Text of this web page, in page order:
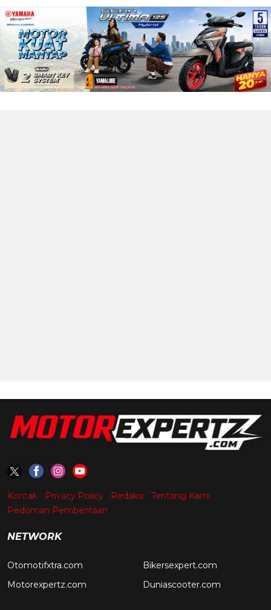
Kontak Privacy Policy Redaksi
Tentang Kami
Pedoman Pemberitaan
NETWORK
Otomotifxtra.com
Motorexpertz.com
Bikersexpert.com
Duniascooter.com